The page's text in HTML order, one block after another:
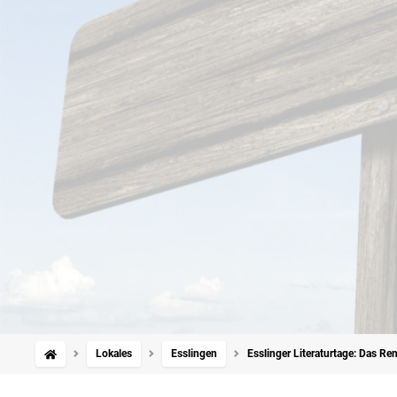
Lokales Esslingen Esslinger Literaturtage: Das